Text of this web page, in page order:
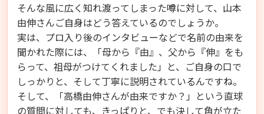
そんな風に広く知れ渡ってしまった噂に対して、山本
由伸さんご自身はどう答えているのでしょうか。
実は、プロ入り後のインタビューなどで名前の由来を
聞かれた際には、「母から『由』、父から『伸』をも
らって、祖母がつけてくれました」と、ご自身の口で
しっかりと、そして丁寧に説明されているんですね。
そして、「高橋由伸さんが由来ですか？」という直球
の質問に対しても、きっぱりと、でも決して角が立た